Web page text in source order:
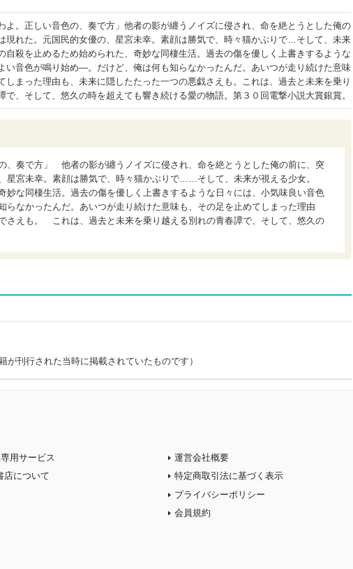
よ。正しい音色の、奏で方」他者の影が纏うノイズに侵され、命を絶とうとした俺の
現れた。元国民的女優の、星宮未幸。素顔は勝気で、時々猫かぶりで…そして、未来
自殺を止めるため始められた、奇妙な同棲生活。過去の傷を優しく上書きするような
い音色が鳴り始め―。だけど、俺は何も知らなかったんだ。あいつが走り続けた意味
しまった理由も、未来に隠したたった一つの悪戯さえも。これは、過去と未来を乗り
で、そして、悠久の時を超えても響き続ける愛の物語。第３０回電撃小説大賞銀賞。
、奏で方」 他者の影が纏うノイズに侵され、命を絶とうとした俺の前に、突
星宮未幸。素顔は勝気で、時々猫かぶりで……そして、未来が視える少女。
妙な同棲生活。過去の傷を優しく上書きするような日々には、小気味良い音色
なかったんだ。あいつが走り続けた意味も、その足を止めてしまった理由
さえも。 これは、過去と未来を乗り越える別れの青春譚で、そして、悠久の
刊行された当時に掲載されていたものです）
用サービス
店について
運営会社概要
特定商取引法に基づく表示
プライバシーポリシー
会員規約